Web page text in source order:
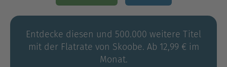
Entdecke diesen und 500.000 weitere Titel
mit der Flatrate von Skoobe. Ab 12,99 € im
Monat.